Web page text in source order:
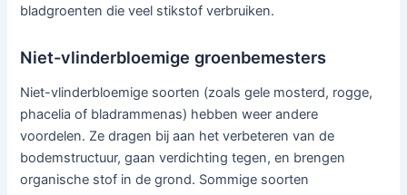
bladgroenten die veel stikstof verbruiken.
Niet-vlinderbloemige groenbemesters
Niet-vlinderbloemige soorten (zoals gele mosterd, rogge,
phacelia of bladrammenas) hebben weer andere
voordelen. Ze dragen bij aan het verbeteren van de
bodemstructuur, gaan verdichting tegen, en brengen
organische stof in de grond. Sommige soorten